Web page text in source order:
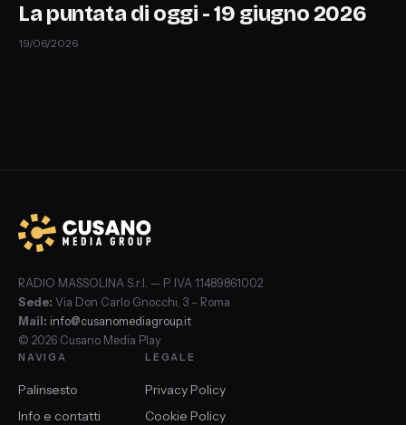
La puntata di oggi - 19 giugno 2026
19/06/2026
RADIO MASSOLINA S.r.l. — P. IVA 11489861002
Sede: Via Don Carlo Gnocchi, 3 – Roma
Mail: info@cusanomediagroup.it
© 2026 Cusano Media Play
NAVIGA
Palinsesto
Info e contatti
LEGALE
Privacy Policy
Cookie Policy